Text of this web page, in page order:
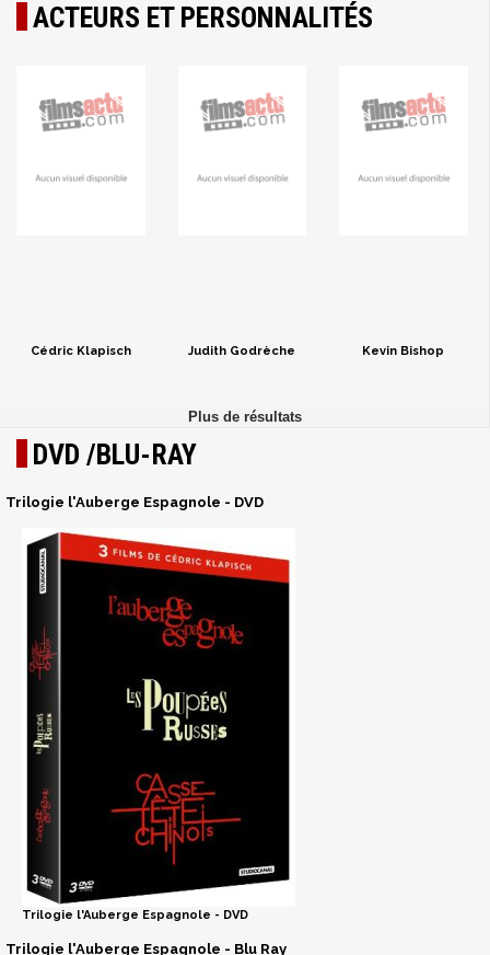
ACTEURS ET PERSONNALITÉS
Cédric Klapisch Judith Godrèche Kevin Bishop
DVD /BLU-RAY
Trilogie l'Auberge Espagnole - DVD
Trilogie l'Auberge Espagnole - DVD
Trilogie l'Auberge Espagnole - Blu Ray